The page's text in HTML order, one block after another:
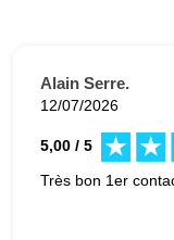
Alain Serre.
12/07/2026
5,00 / 5